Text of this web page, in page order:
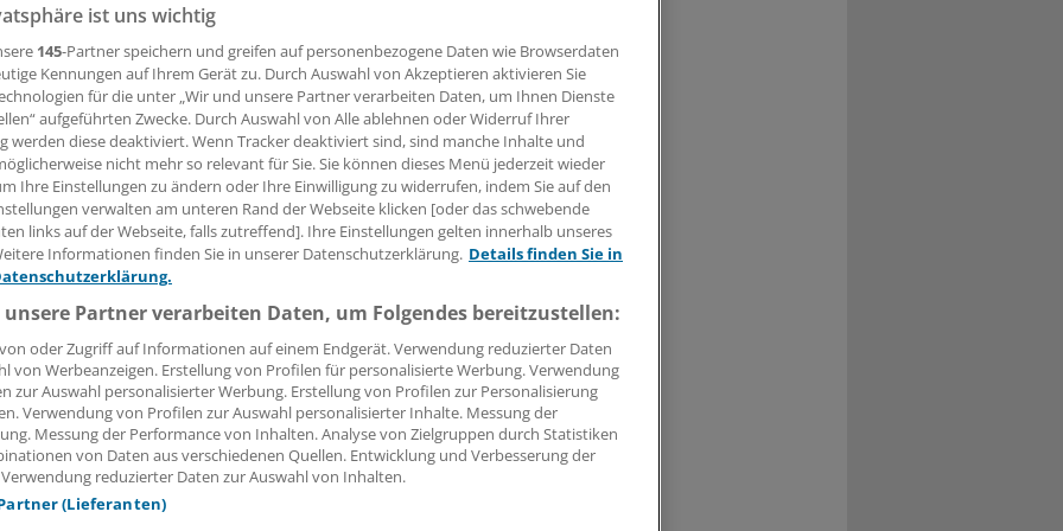
Leserin, lieber Leser,
Beitrag können Sie lesen, sobald Sie sich eingeloggt haben.
Jetzt anmelden »
Kostenlos registrieren »
vergessen?
Problem beim Login?
ist mit wenigen Klicks erledigt und kostenlos.
des kostenlosen Login:
Analysen, Hintergründe und Infografiken
Interviews und Praxis-Tipps
auf allemedizinischen Berichte und Kommentare
Voraussetzungen für den Zugang
ist uns wichtig
145-Partner speichern und greifen auf personenbezogene Daten wie Browserdaten
Kennungen auf Ihrem Gerät zu. Durch Auswahl von Akzeptieren aktivieren Sie
für die unter „Wir und unsere Partner verarbeiten Daten, um Ihnen Dienste
aufgeführten Zwecke. Durch Auswahl von Alle ablehnen oder Widerruf Ihrer
werden diese deaktiviert. Wenn Tracker deaktiviert sind, sind manche Inhalte und
nicht mehr so relevant für Sie. Sie können dieses Menü jederzeit wieder
Ihre Einstellungen zu ändern oder Ihre Einwilligung zu widerrufen, indem Sie auf den
verwalten am unteren Rand der Webseite klicken [oder das schwebende
links auf der Webseite, falls zutreffend]. Ihre Einstellungen gelten innerhalb unseres
Informationen finden Sie in unserer Datenschutzerklärung. Details finden Sie in
Partner verarbeiten Daten, um Folgendes bereitzustellen:
oder Zugriff auf Informationen auf einem Endgerät. Verwendung reduzierter Daten
von Werbeanzeigen. Erstellung von Profilen für personalisierte Werbung. Verwendung
zur Auswahl personalisierter Werbung. Erstellung von Profilen zur Personalisierung
Verwendung von Profilen zur Auswahl personalisierter Inhalte. Messung der
Messung der Performance von Inhalten. Analyse von Zielgruppen durch Statistiken
von Daten aus verschiedenen Quellen. Entwicklung und Verbesserung der
reduzierter Daten zur Auswahl von Inhalten.
(Lieferanten)